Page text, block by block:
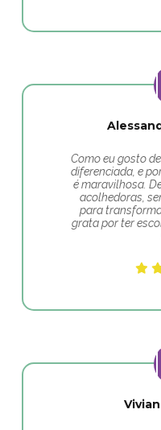
Como eu gosto
diferenciada, e
é maravilhosa.
acolhedoras,
para
grata por ter